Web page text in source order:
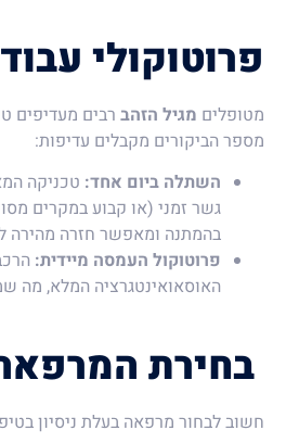
פרוטוקולי
מטופלים מגיל הזהב רבים מעדיפים
מספר הביקורים מקבלים עדיפות:
השתלה ביום אחד: טכניקה
גשר זמני (או קבוע במקרים
בהמתנה ומאפשר חזרה מהירה
פרוטוקול העמסה מיידית:
האוסאואינטגרציה המלא, מה
בחירת
חשוב לבחור מרפאה בעלת ניסיון